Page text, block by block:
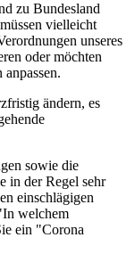
zu Bundesland
vielleicht
unseres
oder möchten
ändern, es
sowie die
in der Regel sehr
einschlägigen
welchem
ein "Corona